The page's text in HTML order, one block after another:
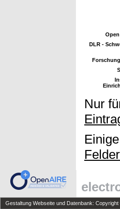
DLR -
Nur
Gestaltung Webseite und Datenbank: